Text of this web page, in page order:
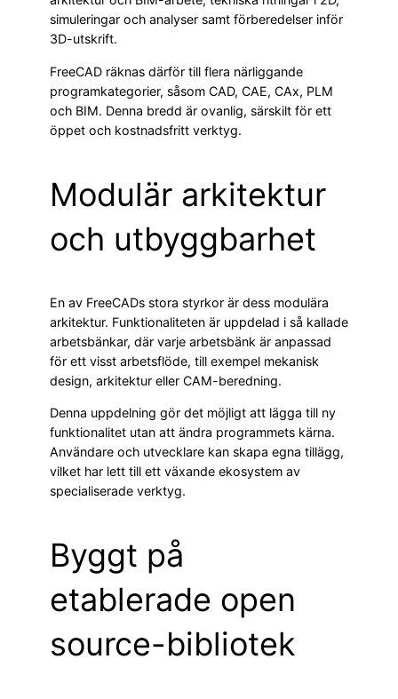
simuleringar och analyser samt förberedelser inför
3D-utskrift.
FreeCAD räknas därför till flera närliggande
programkategorier, såsom CAD, CAE, CAx, PLM
och BIM. Denna bredd är ovanlig, särskilt för ett
öppet och kostnadsfritt verktyg.
Modulär arkitektur
och utbyggbarhet
En av FreeCADs stora styrkor är dess modulära
arkitektur. Funktionaliteten är uppdelad i så kallade
arbetsbänkar, där varje arbetsbänk är anpassad
för ett visst arbetsflöde, till exempel mekanisk
design, arkitektur eller CAM-beredning.
Denna uppdelning gör det möjligt att lägga till ny
funktionalitet utan att ändra programmets kärna.
Användare och utvecklare kan skapa egna tillägg,
vilket har lett till ett växande ekosystem av
specialiserade verktyg.
Byggt på
etablerade open
source-bibliotek